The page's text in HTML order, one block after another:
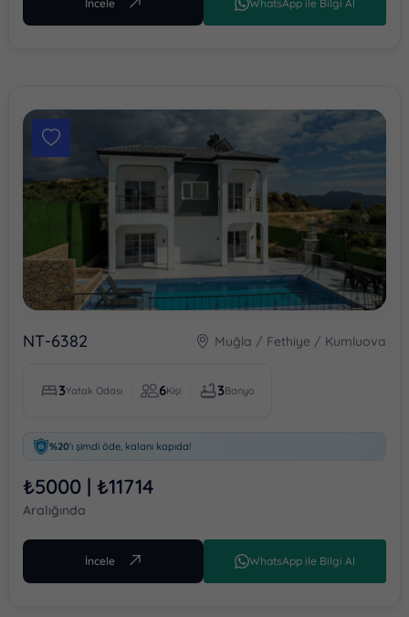
İncele WhatsApp ile Bilgi Al
NT-6382 Muğla / Fethiye / Kumluova
3Yatak Odası 6Kişi 3Banyo
%20'ı şimdi öde, kalanı kapıda!
₺5000 | ₺11714
Aralığında
İncele WhatsApp ile Bilgi Al